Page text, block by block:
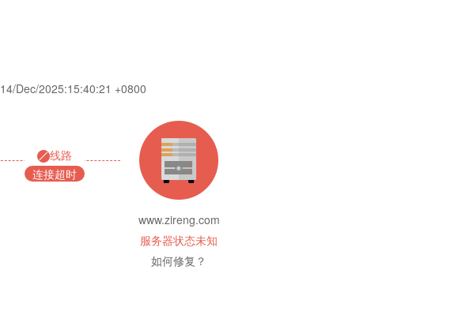
14/Dec/2025:15:40:21 +0800
线路
连接超时
www.zireng.com
服务器状态未知
如何修复？